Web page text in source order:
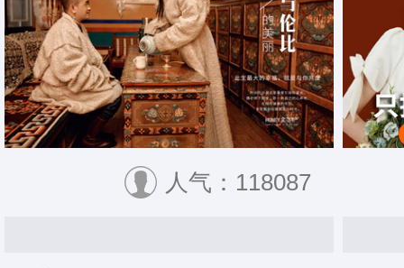
人气：118087